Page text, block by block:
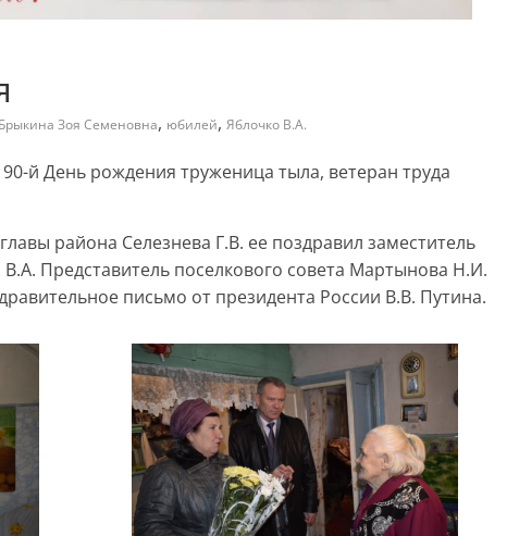
Брыкина Зоя Семеновна, юбилей, Яблочко В.А.
й День рождения труженица тыла, ветеран труда
района Селезнева Г.В. ее поздравил заместитель
Представитель поселкового совета Мартынова Н.И.
письмо от президента России В.В. Путина.